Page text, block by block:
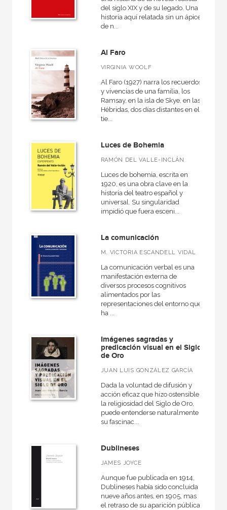
del siglo XIX y de su legado. Una
historia aquí relatada sin un ápice
de n...
Al Faro
VIRGINIA WOOLF
Al Faro (1927) narra los recuerdos
y vivencias de una familia, los
Ramsay, en la isla de Skye, en las
Hébridas, dos días distantes en el
tie...
Luces de Bohemia
RAMÓN DEL VALLE-INCLÁN
Luces de bohemia, escrita en
1920, es una obra clave en la
historia del teatro español y
universal. Su singularidad
impidió que fuera esceni...
La comunicación
M. VICTORIA ESCANDELL VIDAL
La comunicación verbal es una
manifestación externa de
diversos procesos cognitivos
alimentados por las
representaciones del entorno que
ha ...
Imágenes sagradas y
predicación visual en el Siglo
de Oro
JUAN LUIS GONZÁLEZ GARCÍA
Dada la voluntad de difusión y
acción eficaz que hizo ostensible
la religiosidad del Siglo de Oro,
puede entenderse naturalmente
su fascinac...
Dublineses
JAMES JOYCE
Aunque fue publicada en 1914,
Dublineses había sido concluida
nueve años antes, en 1905, mas
el retraso de su aparición pública